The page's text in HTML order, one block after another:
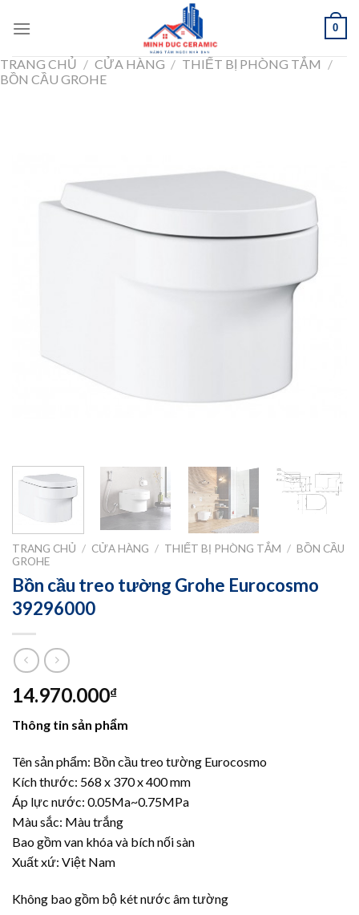
0
TRANG CHỦ / CỬA HÀNG / THIẾT BỊ PHÒNG TẮM /
BỒN CẦU GROHE
TRANG CHỦ / CỬA HÀNG / THIẾT BỊ PHÒNG TẮM / BỒN CẦU
GROHE
Bồn cầu treo tường Grohe Eurocosmo
39296000
14.970.000₫
Thông tin sản phẩm
Tên sản phẩm: Bồn cầu treo tường Eurocosmo
Kích thước: 568 x 370 x 400 mm
Áp lực nước: 0.05Ma~0.75MPa
Màu sắc: Màu trắng
Bao gồm van khóa và bích nối sàn
Xuất xứ: Việt Nam
Không bao gồm bộ két nước âm tường